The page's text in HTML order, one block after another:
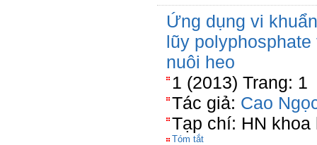
Ứng dụng vi
lũy
nuôi heo
1 (2013) Trang: 1
Tác giả: Cao
Tạp chí: HN
Tóm tắt